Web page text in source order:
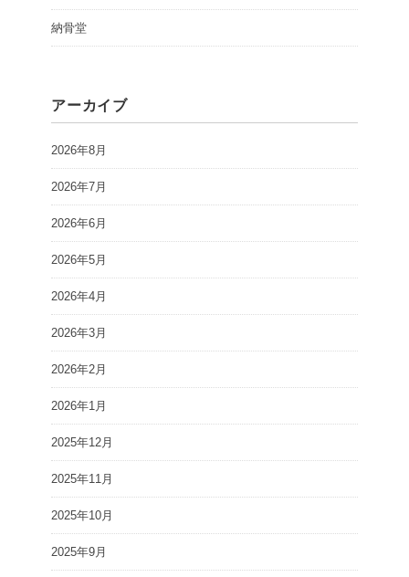
納骨堂
アーカイブ
2026年8月
2026年7月
2026年6月
2026年5月
2026年4月
2026年3月
2026年2月
2026年1月
2025年12月
2025年11月
2025年10月
2025年9月